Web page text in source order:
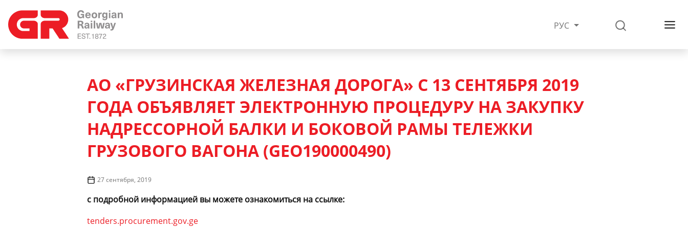
РУС
АО «ГРУЗИНСКАЯ ЖЕЛЕЗНАЯ ДОРОГА» С 13 СЕНТЯБРЯ 2019
ГОДА ОБЪЯВЛЯЕТ ЭЛЕКТРОННУЮ ПРОЦЕДУРУ НА ЗАКУПКУ
НАДРЕССОРНОЙ БАЛКИ И БОКОВОЙ РАМЫ ТЕЛЕЖКИ
ГРУЗОВОГО ВАГОНА (GEO190000490)
27 сентября, 2019
с подробной информацией вы можете ознакомиться на ссылке:
tenders.procurement.gov.ge